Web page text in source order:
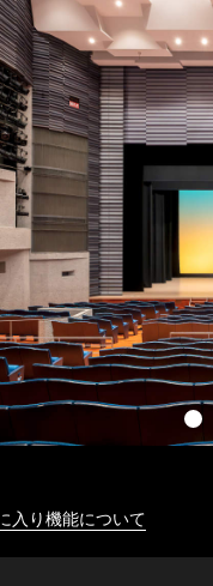
入り機能について